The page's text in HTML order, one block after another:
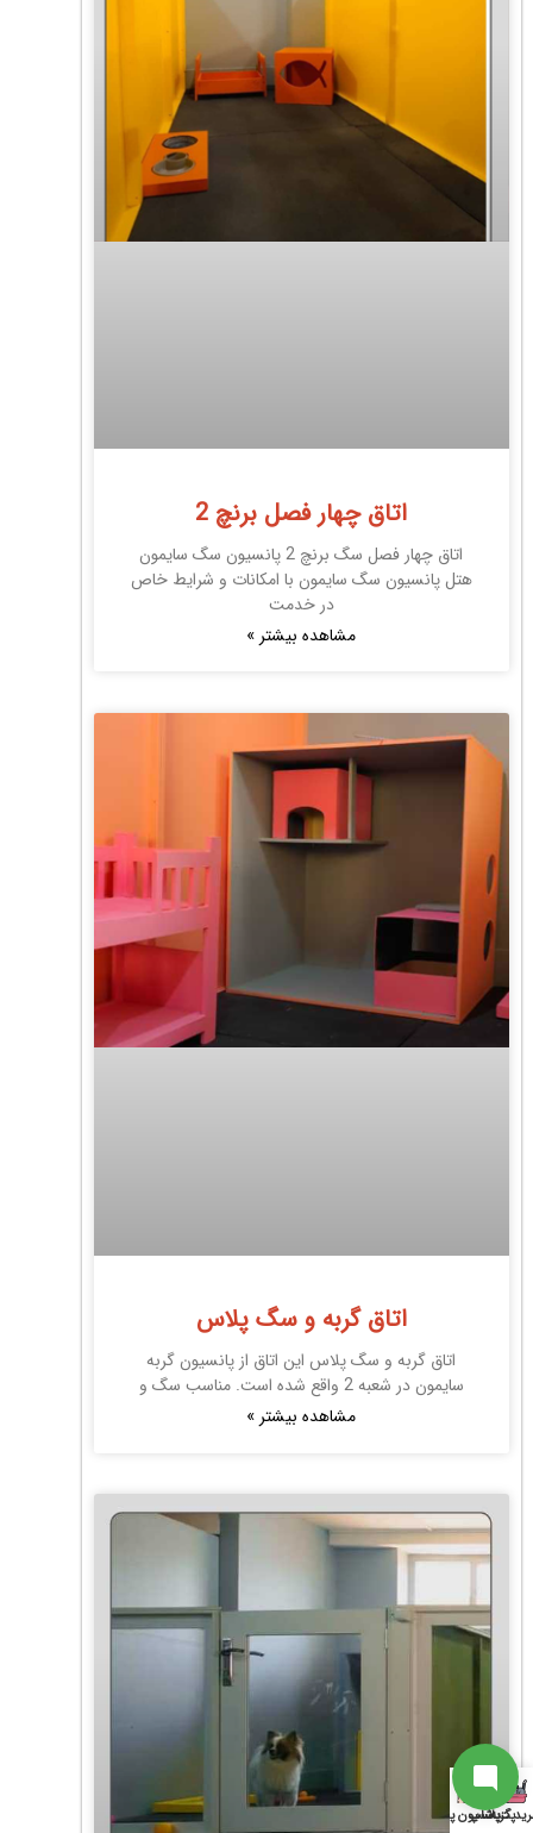
اتاق چهار فصل برنچ 2
اتاق چهار فصل سگ برنچ 2 پانسیون سگ سایمون
هتل پانسیون سگ سایمون با امکانات و شرایط خاص
در خدمت
مشاهده بیشتر »
اتاق گربه و سگ پلاس
اتاق گربه و سگ پلاس این اتاق از پانسیون گربه
سایمون در شعبه 2 واقع شده است. مناسب سگ و
مشاهده بیشتر »
ارتباط با پشتیبانی
از آخرین تخفیفات ما باخبر شو
سابسکرایب
به جمع ما اضافه شو
گربه
پت شاپ
پانسیون پت